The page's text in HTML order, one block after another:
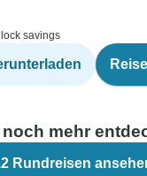
savings
mehr
Rundreisen